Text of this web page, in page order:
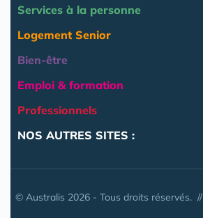
Services à la personne
Logement Senior
Bien-être
Emploi & formation
Professionnels
NOS AUTRES SITES :
© Australis 2026 - Tous droits réservés. //